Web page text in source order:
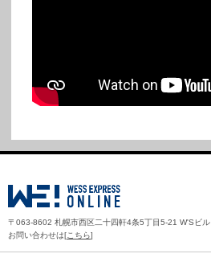
〒063-8602 札幌市西区二十四軒4条5丁目5-21 W'Sビル
お問い合わせは[こちら]